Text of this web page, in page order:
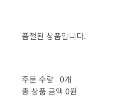
품절된 상품입니다.
주문 수량 0개
총 상품 금액 0원